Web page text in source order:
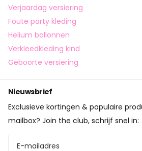
Verjaardag versiering
Foute party kleding
Helium ballonnen
Verkleedkleding kind
Geboorte versiering
Nieuwsbrief
Exclusieve kortingen & populaire
mailbox? Join the club, schrijf snel in: